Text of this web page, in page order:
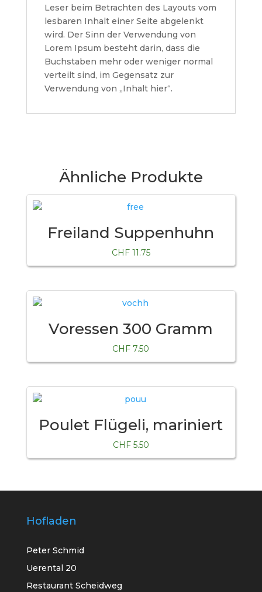
Leser beim Betrachten des Layouts vom
lesbaren Inhalt einer Seite abgelenkt
wird. Der Sinn der Verwendung von
Lorem Ipsum besteht darin, dass die
Buchstaben mehr oder weniger normal
verteilt sind, im Gegensatz zur
Verwendung von „Inhalt hier“.
Ähnliche Produkte
Freiland Suppenhuhn
CHF 11.75
Voressen 300 Gramm
CHF 7.50
Poulet Flügeli, mariniert
CHF 5.50
Hofladen
Peter Schmid
Uerental 20
Restaurant Scheidweg